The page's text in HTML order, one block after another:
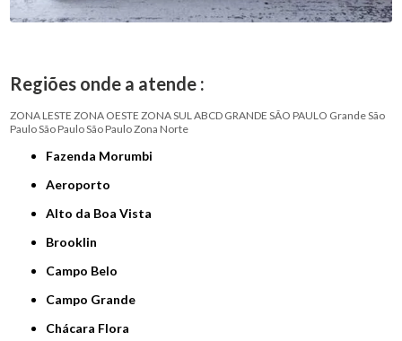
Regiões onde a atende :
ZONA LESTE ZONA OESTE ZONA SUL ABCD GRANDE SÃO PAULO Grande São
PauloSão PauloSão PauloZona Norte
Fazenda Morumbi
Aeroporto
Alto da Boa Vista
Brooklin
Campo Belo
Campo Grande
Chácara Flora